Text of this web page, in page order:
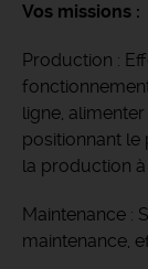
Vos missions :
Production :
ligne,
positionnant le
la production à
Maintenance :
maintenance,